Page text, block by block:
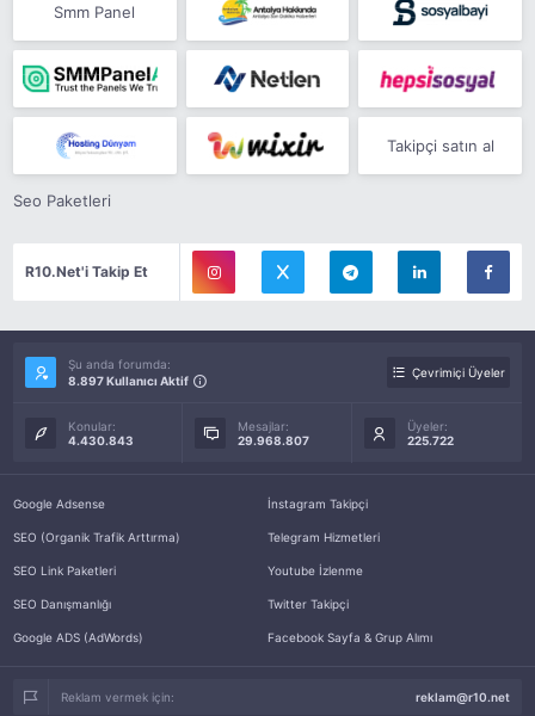
Smm Panel
Takipçi satın al
Seo Paketleri
R10.Net'i Takip Et
Şu anda forumda:
8.897 Kullanıcı Aktif
Çevrimiçi Üyeler
Konular:
4.430.843
Mesajlar:
29.968.807
Üyeler:
225.722
Google Adsense
SEO (Organik Trafik Arttırma)
SEO Link Paketleri
SEO Danışmanlığı
Google ADS (AdWords)
İnstagram Takipçi
Telegram Hizmetleri
Youtube İzlenme
Twitter Takipçi
Facebook Sayfa & Grup Alımı
Reklam vermek için: reklam@r10.net